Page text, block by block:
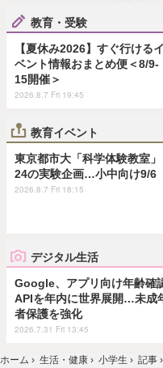
教育・受験
【夏休み2026】すぐ行けるイ
ベント情報おまとめ便＜8/9-
15開催＞
2026.8.7 Fri 19:45
教育イベント
東京都市大「科学体験教室」
24の実験企画…小中向け9/6
2026.8.7 Fri 18:15
デジタル生活
Google、アプリ向け年齢確
APIを年内に世界展開…未成
者保護を強化
2026.7.31 Fri 13:45
ホーム › 生活・健康 › 小学生 › 記事 ›